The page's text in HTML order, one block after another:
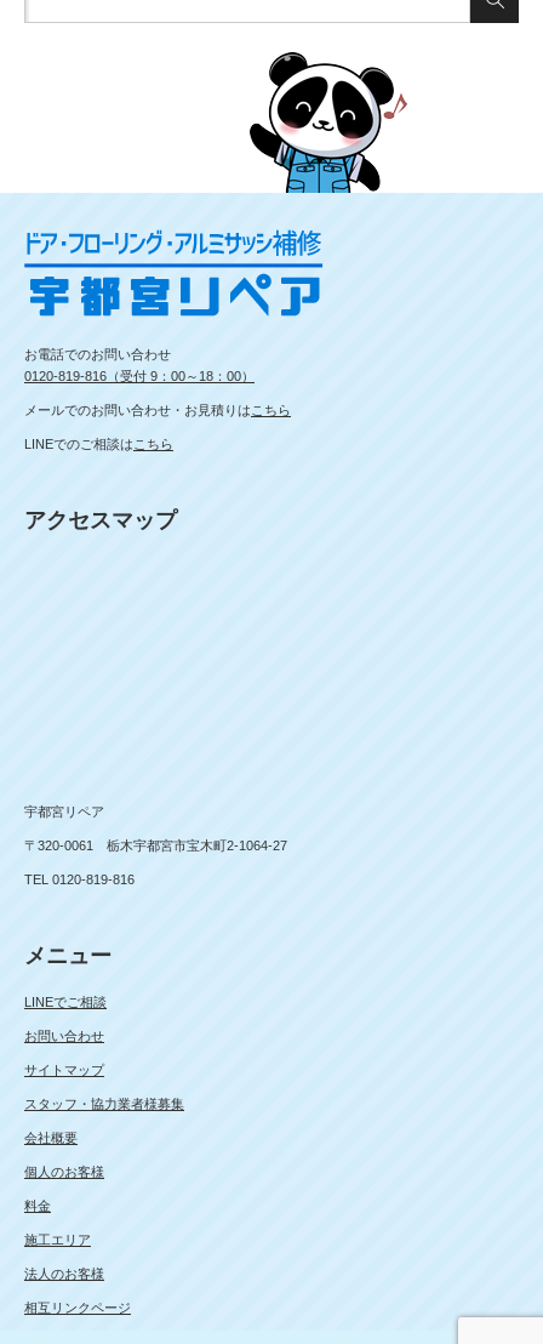
お電話でのお問い合わせ
0120-819-816（受付 9：00～18：00）
メールでのお問い合わせ・お見積りは こちら
LINEでのご相談は こちら
アクセスマップ
宇都宮リペア
〒320-0061 栃木宇都宮市宝木町2-1064-27
TEL 0120-819-816
メニュー
LINEでご相談
お問い合わせ
サイトマップ
スタッフ・協力業者様募集
会社概要
個人のお客様
料金
施工エリア
法人のお客様
相互リンクページ